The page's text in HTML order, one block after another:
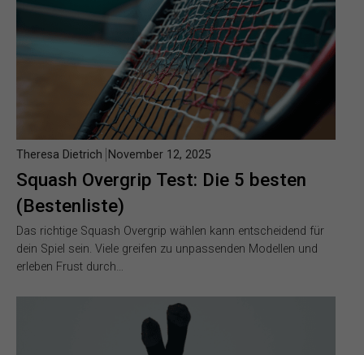
Squash Overgrip Test: Die 5 besten
(Bestenliste)
Theresa Dietrich November 12, 2025
Das richtige Squash Overgrip wählen kann entscheidend für
dein Spiel sein. Viele greifen zu unpassenden Modellen und
erleben Frust durch…